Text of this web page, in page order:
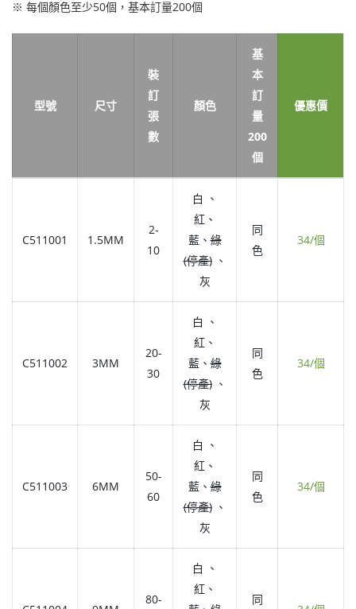
※ 每個顏色至少50個，基本訂量200個
型號 尺寸
裝
訂
張
數
顏色
基
本
訂
量
200
個
優惠價
C511001 1.5MM
2-
10
白 、
紅、
藍、綠
(停產)、
灰
同
色
34/個
C511002 3MM
20-
30
白 、
紅、
藍、綠
(停產)、
灰
同
色
34/個
C511003 6MM
50-
60
白 、
紅、
藍、綠
(停產)、
灰
同
色
34/個
80-
白 、
紅、
同